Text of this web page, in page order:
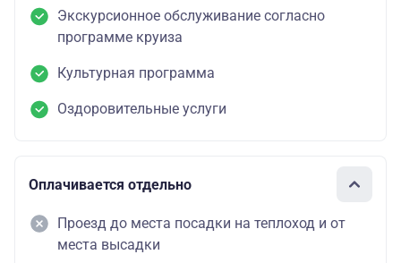
Экскурсионное обслуживание согласно
программе круиза
Культурная программа
Оздоровительные услуги
Оплачивается отдельно
Проезд до места посадки на теплоход и от
места высадки